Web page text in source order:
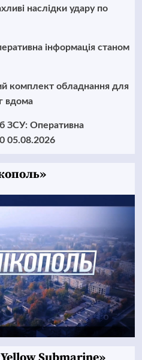
наслідки удару по
інформація станом
комплект обладнання для
вдома
ЗСУ: Оперативна
05.08.2026